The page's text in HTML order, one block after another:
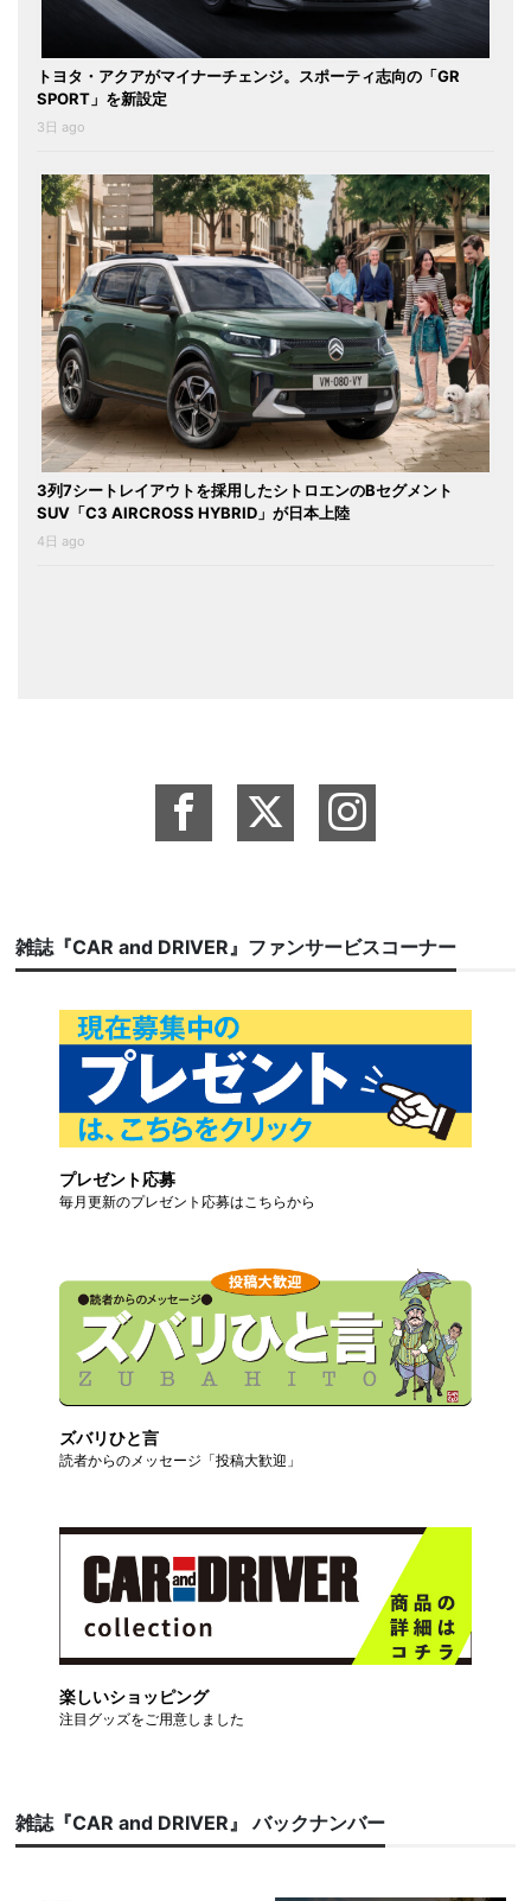
トヨタ・アクアがマイナーチェンジ。スポーティ志向の「GR
SPORT」を新設定
3日 ago
3列7シートレイアウトを採用したシトロエンのBセグメント
SUV「C3 AIRCROSS HYBRID」が日本上陸
4日 ago
雑誌『CAR and DRIVER』ファンサービスコーナー
プレゼント応募
毎月更新のプレゼント応募はこちらから
ズバリひと言
読者からのメッセージ「投稿大歓迎」
楽しいショッピング
注目グッズをご用意しました
雑誌『CAR and DRIVER』 バックナンバー